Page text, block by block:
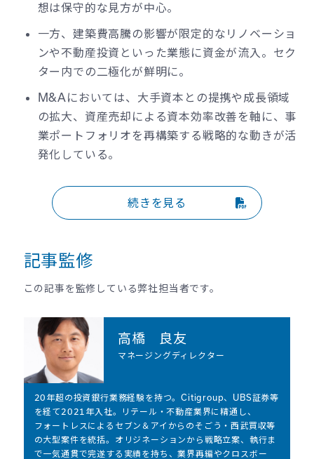
想は保守的な見方が中心。
一方、建築費高騰の影響が限定的なリノベーショ
ンや不動産投資といった業態に資金が流入。セク
ター内での二極化が鮮明に。
M&Aにおいては、大手資本との提携や成長領域
の拡大、資産売却による資本効率改善を軸に、事
業ポートフォリオを再構築する戦略的な動きが活
発化している。
続きを見る
記事監修
この記事を監修している弊社担当者です。
高橋 良友
マネージングディレクター
20年超の投資銀行業務経験を持つ。Citigroup、UBS証券等
を経て2021年入社。リテール・不動産業界に精通し、
フォートレスによるセブン＆アイからのそごう・西武買収等
の大型案件を統括。オリジネーションから戦略立案、執行ま
で一気通貫で完遂する実績を持ち、業界再編やクロスボー